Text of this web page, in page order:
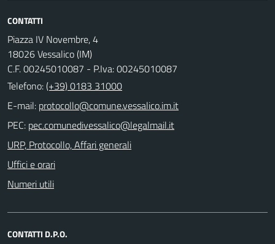
CONTATTI
Piazza IV Novembre, 4
18026 Vessalico (IM)
C.F. 00245010087 - P.Iva: 00245010087
Telefono:(+39) 0183 31000
E-mail:
PEC:
URP, Protocollo, Affari generali
Uffici e orari
Numeri utili
CONTATTI D.P.O.